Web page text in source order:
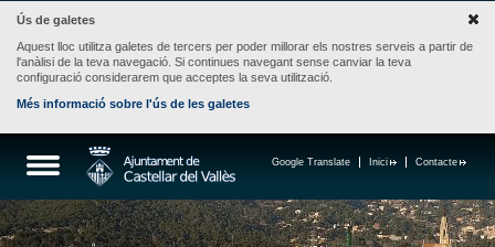
Ús de galetes
Aquest lloc utilitza galetes de tercers per poder millorar els nostres serveis a partir de
l'anàlisi de la teva navegació. Si continues navegant sense canviar la teva
configuració considerarem que acceptes la seva utilització.
Més informació sobre l'ús de les galetes
Contacte
Inici
Google Translate